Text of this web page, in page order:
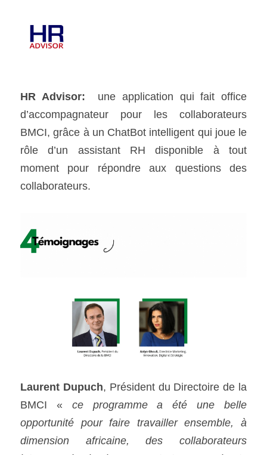
HR Advisor:
une application qui fait office
d’accompagnateur pour les collaborateurs
BMCI, grâce à un ChatBot intelligent qui joue le
rôle d’un assistant RH disponible à tout
moment pour répondre aux questions des
collaborateurs.
Laurent Dupuch, Président du Directoire de la
BMCI « ce programme a été une belle
opportunité pour faire travailler ensemble, à
dimension africaine, des collaborateurs